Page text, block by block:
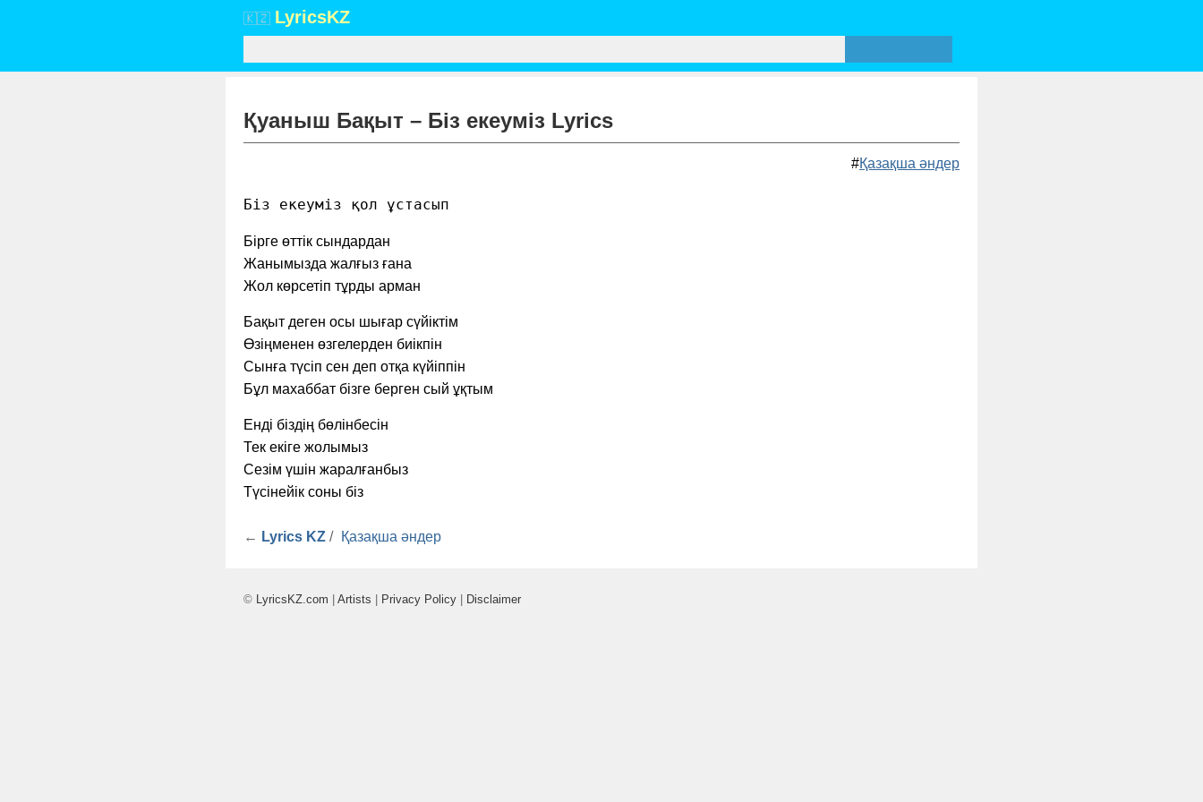
🇰🇿 LyricsKZ
Қуаныш Бақыт – Біз екеуміз Lyrics
#Қазақша әндер
Біз екеуміз қол ұстасып
Бірге өттік сындардан
Жанымызда жалғыз ғана
Жол көрсетіп тұрды арман
Бақыт деген осы шығар сүйіктім
Өзіңменен өзгелерден биікпін
Сынға түсіп сен деп отқа күйіппін
Бұл махаббат бізге берген сый ұқтым
Енді біздің бөлінбесін
Тек екіге жолымыз
Сезім үшін жаралғанбыз
Түсінейік соны біз
← Lyrics KZ / Қазақша әндер
© LyricsKZ.com Artists Privacy Policy Disclaimer